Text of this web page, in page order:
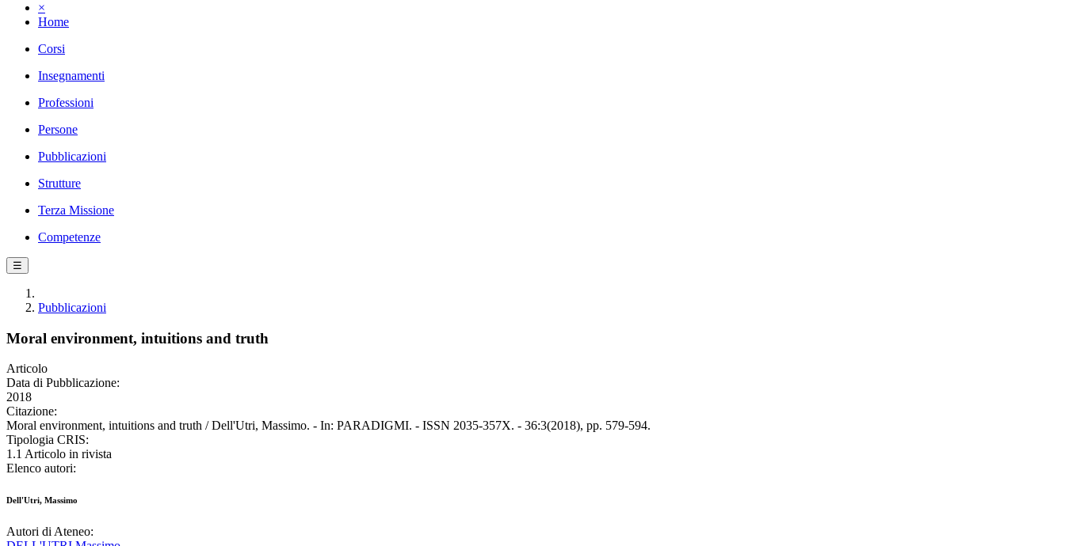
×
Home
Corsi
Insegnamenti
Professioni
Persone
Pubblicazioni
Strutture
Terza Missione
Competenze
☰
Pubblicazioni
Moral environment, intuitions and truth
Articolo
Data di Pubblicazione:
2018
Citazione:
Moral environment, intuitions and truth / Dell'Utri, Massimo. - In: PARADIGMI. - ISSN 2035-357X. - 36:3(2018), pp. 579-594.
Tipologia CRIS:
1.1 Articolo in rivista
Elenco autori:
Dell'Utri, Massimo
Autori di Ateneo: